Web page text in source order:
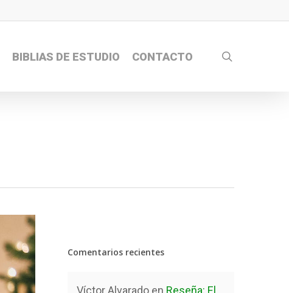
BIBLIAS DE ESTUDIO CONTACTO
Comentarios recientes
Víctor Alvarado en Reseña: El